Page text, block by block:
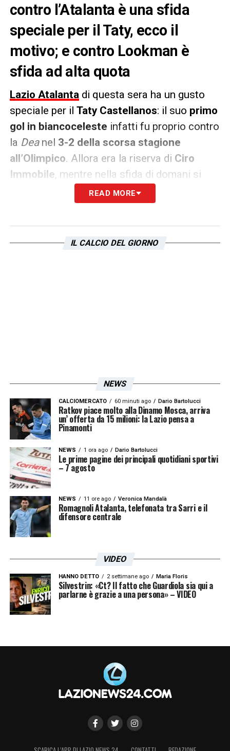
contro l’Atalanta è una sfida
speciale per il Taty, ecco il
motivo; e contro Lookman è
sfida ad alta quota
Lazio Atalantadi questa sera ha un gusto
speciale per il Taty Castellanos: il suo primo
gol in biancoceleste infatti fu proprio contro
la Deanel 3-2 della scorsa stagione
all’Olimpico. Allora era la riserva di Ciro
Immobile, mentre nella sfida di domani si
presenterà come iltitolare della squadra di
Ademola Lookman: conRetegui fuori per
accorciare.
LA PLAYLIST DELLE NOSTRE TOP NEWS
READ MORE
IL CALCIO DEL GIORNO
NEWS
CALCIOMERCATO 60 minuti ago Dario Bartolucci
Ratkov piace molto alla Dinamo Mosca, arriva
un’ offerta da 15 milioni: la Lazio pensa a
Pinamonti
NEWS 1 ora ago Dario Bartolucci
Le prime pagine dei principali quotidiani sportivi
– 7 agosto
NEWS 11 ore ago Veronica Mandalà
Romagnoli Atalanta, telefonata tra Sarri e il
difensore centrale
VIDEO
HANNO DETTO 2 settimane ago Maria Floris
Silvestrin: «Ct? Il fatto che Guardiola sia qui a
parlarne è grazie a una persona» – VIDEO